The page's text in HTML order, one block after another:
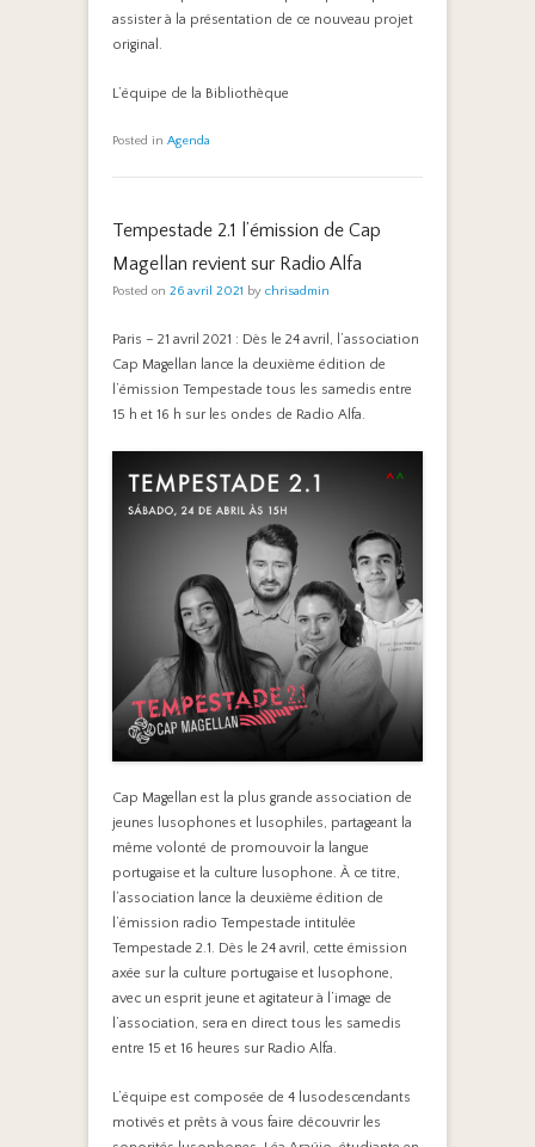
assister à la présentation de ce nouveau projet
original.
L’équipe de la Bibliothèque
Posted in Agenda
Tempestade 2.1 l’émission de Cap
Magellan revient sur Radio Alfa
Posted on 26 avril 2021 by chrisadmin
Paris – 21 avril 2021 : Dès le 24 avril, l’association
Cap Magellan lance la deuxième édition de
l’émission Tempestade tous les samedis entre
15 h et 16 h sur les ondes de Radio Alfa.
Cap Magellan est la plus grande association de
jeunes lusophones et lusophiles, partageant la
même volonté de promouvoir la langue
portugaise et la culture lusophone. À ce titre,
l’association lance la deuxième édition de
l’émission radio Tempestade intitulée
Tempestade 2.1. Dès le 24 avril, cette émission
axée sur la culture portugaise et lusophone,
avec un esprit jeune et agitateur à l’image de
l’association, sera en direct tous les samedis
entre 15 et 16 heures sur Radio Alfa.
L’équipe est composée de 4 lusodescendants
motivés et prêts à vous faire découvrir les